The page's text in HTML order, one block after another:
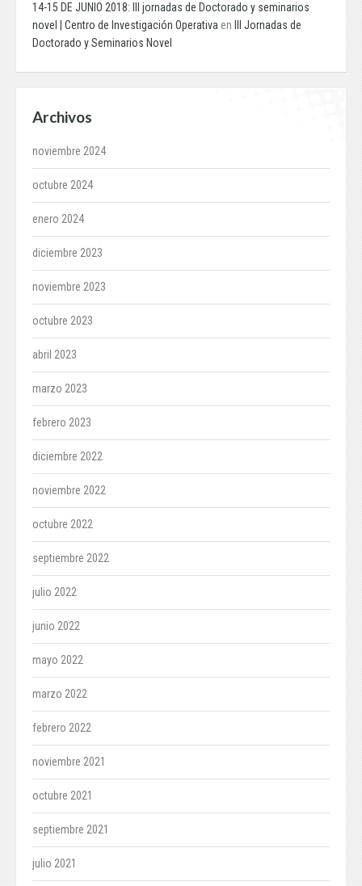
14-15 DE JUNIO 2018: III jornadas de Doctorado y seminarios
novel | Centro de Investigación Operativa en
III Jornadas de
Doctorado y Seminarios Novel
Archivos
noviembre 2024
octubre 2024
enero 2024
diciembre 2023
noviembre 2023
octubre 2023
abril 2023
marzo 2023
febrero 2023
diciembre 2022
noviembre 2022
octubre 2022
septiembre 2022
julio 2022
junio 2022
mayo 2022
marzo 2022
febrero 2022
noviembre 2021
octubre 2021
septiembre 2021
julio 2021